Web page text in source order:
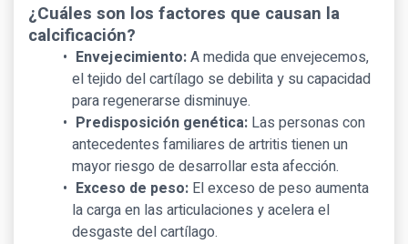
¿Cuáles son los factores que causan la
calcificación?
Envejecimiento:A medida que envejecemos,
el tejido del cartílago se debilita y su capacidad
para regenerarse disminuye.
Predisposición genética:Las personas con
antecedentes familiares de artritis tienen un
mayor riesgo de desarrollar esta afección.
Exceso de peso:El exceso de peso aumenta
la carga en las articulaciones y acelera el
desgaste del cartílago.